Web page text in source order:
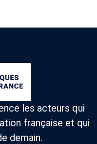
les acteurs qui
française et qui
demain.